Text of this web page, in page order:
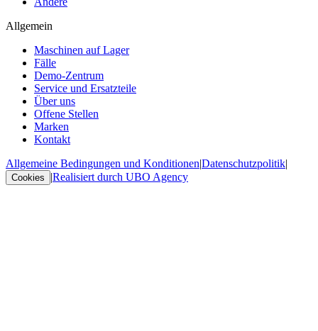
Allgemein
Maschinen auf Lager
Fälle
Demo-Zentrum
Service und Ersatzteile
Über uns
Offene Stellen
Marken
Kontakt
Allgemeine Bedingungen und Konditionen|Datenschutzpolitik|
Cookies |Realisiert durch UBO Agency